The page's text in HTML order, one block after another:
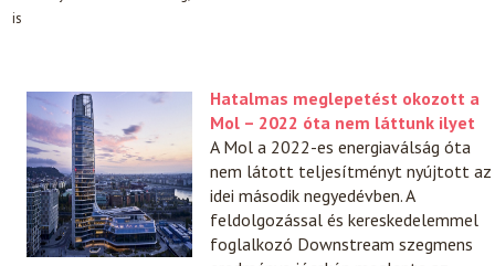
is
Hatalmas meglepetést okozott a
Mol – 2022 óta nem láttunk ilyet
A Mol a 2022-es energiaválság óta
nem látott teljesítményt nyújtott az
idei második negyedévben. A
feldolgozással és kereskedelemmel
foglalkozó Downstream szegmens